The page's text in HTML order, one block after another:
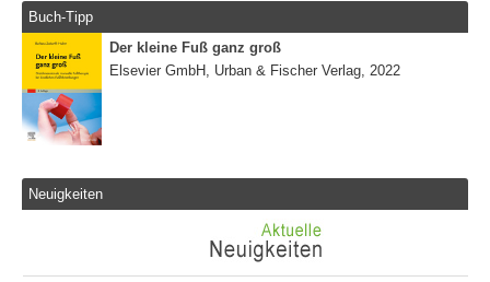
Buch-Tipp
Der kleine Fuß ganz groß
Elsevier GmbH, Urban & Fischer Verlag, 2022
Neuigkeiten